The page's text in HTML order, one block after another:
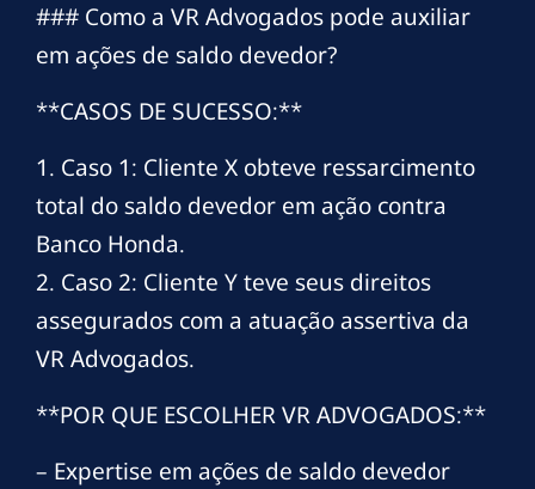
### Como a VR Advogados pode auxiliar
em ações de saldo devedor?
**CASOS DE SUCESSO:**
1. Caso 1: Cliente X obteve ressarcimento
total do saldo devedor em ação contra
Banco Honda.
2. Caso 2: Cliente Y teve seus direitos
assegurados com a atuação assertiva da
VR Advogados.
**POR QUE ESCOLHER VR ADVOGADOS:**
– Expertise em ações de saldo devedor